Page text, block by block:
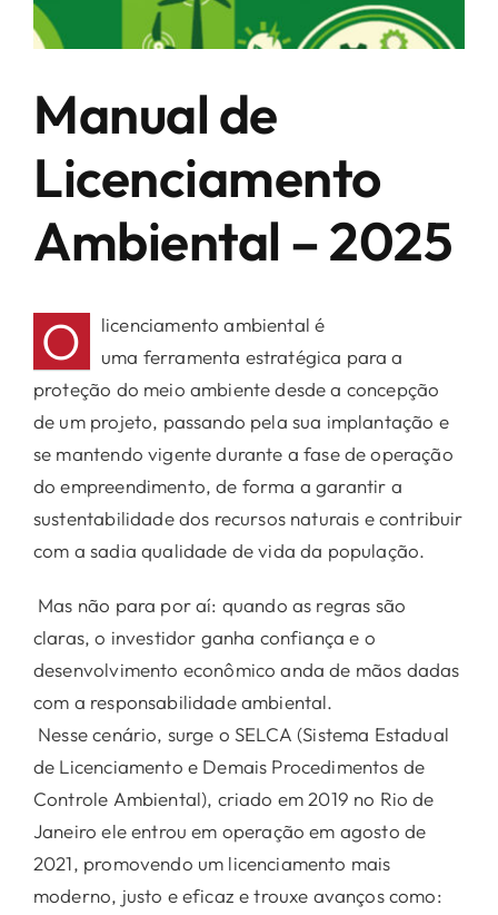
ATIVIDADES E CONTRIBUIÇÃO SINDICAL
PRINCIPAIS CNAES
ASSOCIADOS
PERGUNTAS E RESPOSTAS
FALE CONOSCO
Manual de
Licenciamento
Ambiental – 2025
O
licenciamento ambiental é
uma ferramenta estratégica para a
proteção do meio ambiente desde a concepção
de um projeto, passando pela sua implantação e
se mantendo vigente durante a fase de operação
do empreendimento, de forma a garantir a
sustentabilidade dos recursos naturais e contribuir
com a sadia qualidade de vida da população.
Mas não para por aí: quando as regras são
claras, o investidor ganha confiança e o
desenvolvimento econômico anda de mãos dadas
com a responsabilidade ambiental.
Nesse cenário, surge o SELCA (Sistema Estadual
de Licenciamento e Demais Procedimentos de
Controle Ambiental), criado em 2019 no Rio de
Janeiro ele entrou em operação em agosto de
2021, promovendo um licenciamento mais
moderno, justo e eficaz e trouxe avanços como: